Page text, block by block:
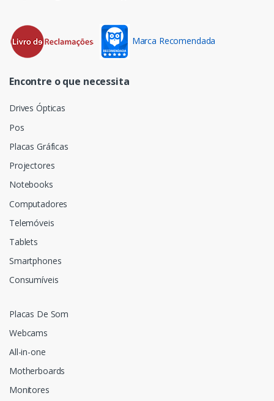
Marca Recomendada
Encontre o que necessita
Drives Ópticas
Pos
Placas Gráficas
Projectores
Notebooks
Computadores
Telemóveis
Tablets
Smartphones
Consumíveis
Placas De Som
Webcams
All-in-one
Motherboards
Monitores